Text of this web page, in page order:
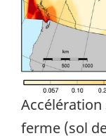
ferme (sol